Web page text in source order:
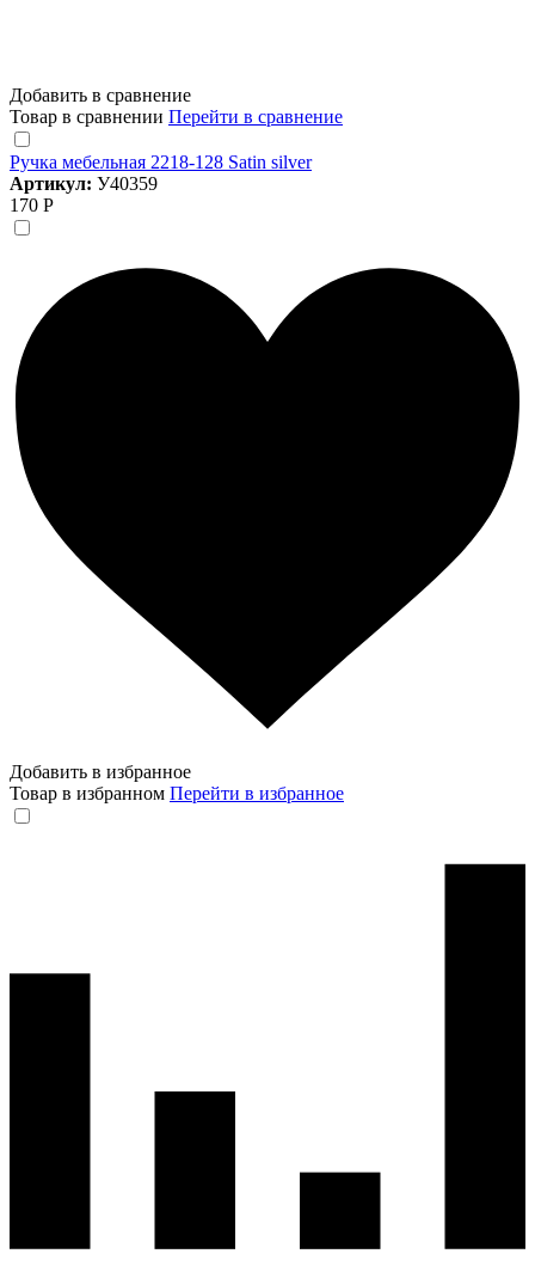
Добавить в сравнение
Товар в сравнении Перейти в сравнение
Ручка мебельная 2218-128 Satin silver
Артикул: У40359
170 Р
Добавить в избранное
Товар в избранном Перейти в избранное